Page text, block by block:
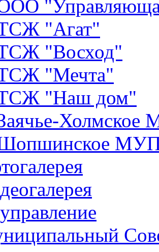
"Агат"
"Восход"
"Мечта"
"Наш дом"